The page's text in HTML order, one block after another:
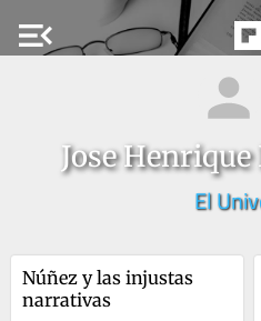
menu_open
Jose
El
Núñez y las injustas
narrativas